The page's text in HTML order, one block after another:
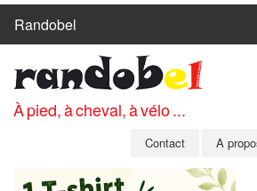
Randobel
CIRCUITS
CLUBS
À pied, à cheval, à vélo ...
Contact A